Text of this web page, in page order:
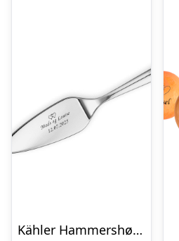
Kähler Hammershøi Kagespade L 28,5 cm